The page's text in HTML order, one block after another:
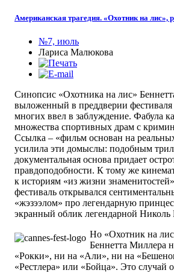
Американская трагедия. «Охотник на лис»,
№7, июль
Лариса Малюкова
Синопсис «Охотника на лис»
выложенный в преддверии фестиваля
многих ввел в заблуждение. Фабула
множества спортивных драм с
Ссылка – «фильм основан на
усилила эти домыслы: подобным
документальная основа придает
правдоподобности. К тому же
к историям «из жизни
фестиваль открывался
«жэзээлом» про легендарную
экранный облик легендарной
Но «Охотник на
Беннетта Миллера
«Рокки», ни на «Али», ни на
«Рестлера» или «Бойца». Это случай